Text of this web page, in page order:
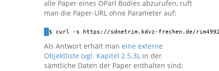
alle Paper eines OParl Bodies abzurufen, ruft
man die Paper-URL ohne Parameter auf:
$ curl -s https://sdnetrim.kdvz-frechen.de/
Als Antwort erhält man eine externe
Objektliste (vgl. Kapitel 2.5.3), in der
sämtliche Daten der Paper enthalten sind: